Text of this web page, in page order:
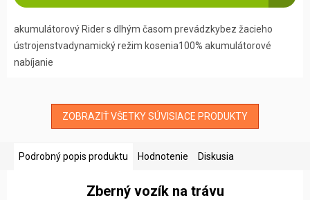
akumulátorový Rider s dlhým časom prevádzkybez žacieho
ústrojenstvadynamický režim kosenia100% akumulátorové
nabíjanie
ZOBRAZIŤ VŠETKY SÚVISIACE PRODUKTY
Podrobný popis produktu Hodnotenie Diskusia
Zberný vozík na trávu